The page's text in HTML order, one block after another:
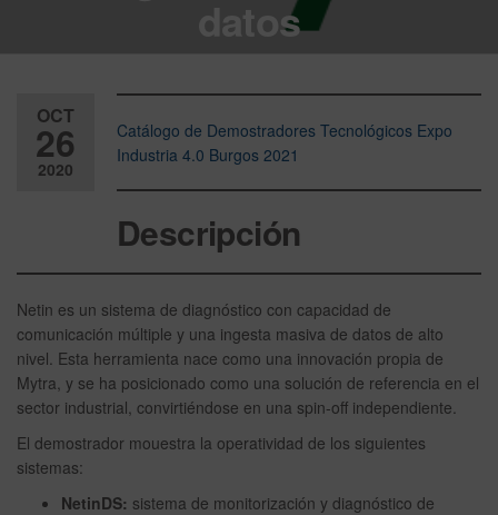
datos
OCT
26
2020
Catálogo de Demostradores Tecnológicos Expo
Industria 4.0 Burgos 2021
Descripción
Netin es un sistema de diagnóstico con capacidad de
comunicación múltiple y una ingesta masiva de datos de alto
nivel. Esta herramienta nace como una innovación propia de
Mytra, y se ha posicionado como una solución de referencia en el
sector industrial, convirtiéndose en una spin-off independiente.
El demostrador mouestra la operatividad de los siguientes
sistemas:
NetinDS: sistema de monitorización y diagnóstico de